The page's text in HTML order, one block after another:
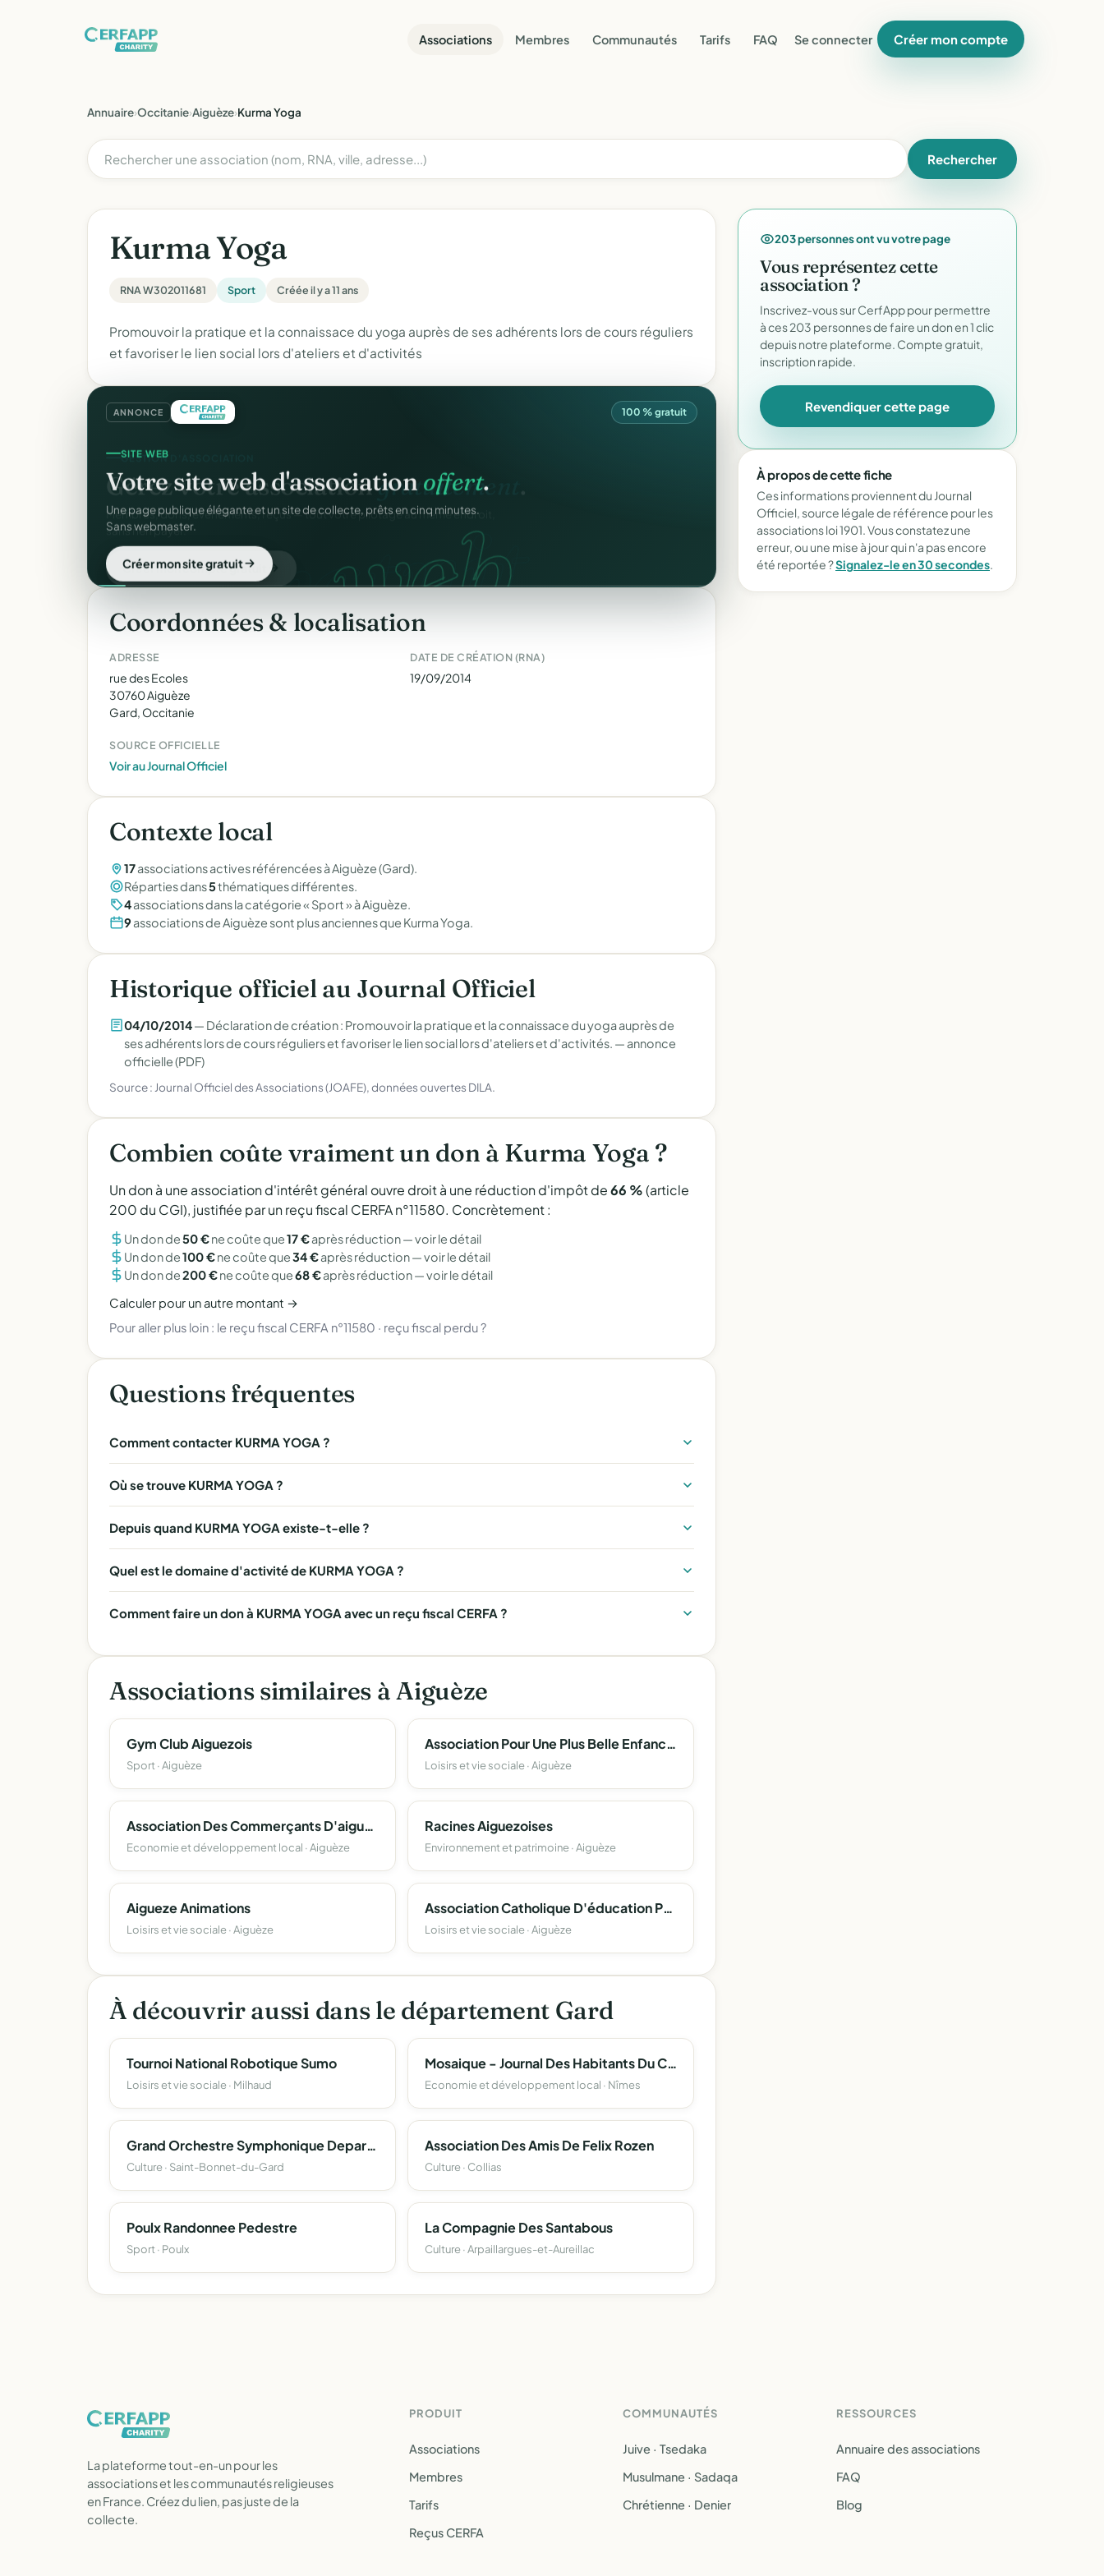
Associations Membres Communautés Tarifs FAQ Se connecter Créer mon compte
Annuaire›Occitanie›Aiguèze›Kurma Yoga
Rechercher
Kurma Yoga
RNA W302011681 Sport Créée il y a 11 ans
Promouvoir la pratique et la connaissace du yoga auprès de ses adhérents lors de cours réguliers
et favoriser le lien social lors d'ateliers et d'activités
ANNONCE 100 % gratuit
web.
SITE WEB
Votre site web d'association offert.
Une page publique élégante et un site de collecte, prêts en cinq minutes.
Sans webmaster.
Créer mon site gratuit
Coordonnées & localisation
ADRESSE
rue des Ecoles
30760 Aiguèze
Gard, Occitanie
DATE DE CRÉATION (RNA)
19/09/2014
SOURCE OFFICIELLE
Voir au Journal Officiel
Contexte local
17associations actives référencées à Aiguèze (Gard).
Réparties dans5thématiques différentes.
4associations dans la catégorie « Sport » à Aiguèze.
9 associations de Aiguèze sont plus anciennes que Kurma Yoga.
Historique officiel au Journal Officiel
04/10/2014— Déclaration de création : Promouvoir la pratique et la connaissace du yoga auprès de
ses adhérents lors de cours réguliers et favoriser le lien social lors d'ateliers et d'activités. — annonce
officielle (PDF)
Source : Journal Officiel des Associations (JOAFE), données ouvertes DILA.
Combien coûte vraiment un don à Kurma Yoga ?
Un don à une association d'intérêt général ouvre droit à une réduction d'impôt de66 %(article
200 du CGI), justifiée par un reçu fiscal CERFA n°11580. Concrètement :
Un don de50 €ne coûte que17 €après réduction —voir le détail
Un don de100 €ne coûte que34 €après réduction —voir le détail
Un don de200 €ne coûte que68 €après réduction —voir le détail
Calculer pour un autre montant →
Pour aller plus loin : le reçu fiscal CERFA n°11580 · reçu fiscal perdu ?
Questions fréquentes
Comment contacter KURMA YOGA ?
Où se trouve KURMA YOGA ?
Depuis quand KURMA YOGA existe-t-elle ?
Quel est le domaine d'activité de KURMA YOGA ?
Comment faire un don à KURMA YOGA avec un reçu fiscal CERFA ?
Associations similaires à Aiguèze
Gym Club Aiguezois
Sport · Aiguèze
Association Pour Une Plus Belle Enfance Apbe
Loisirs et vie sociale · Aiguèze
Association Des Commerçants D'aigueze
Economie et développement local · Aiguèze
Racines Aiguezoises
Environnement et patrimoine · Aiguèze
Aigueze Animations
Loisirs et vie sociale · Aiguèze
Association Catholique D'éducation Populaire
Loisirs et vie sociale · Aiguèze
À découvrir aussi dans le département Gard
Tournoi National Robotique Sumo
Loisirs et vie sociale · Milhaud
Mosaique - Journal Des Habitants Du Chemin Bas D'avignon
Economie et développement local · Nîmes
Grand Orchestre Symphonique Departemental Du Gard
Culture · Saint-Bonnet-du-Gard
Association Des Amis De Felix Rozen
Culture · Collias
Poulx Randonnee Pedestre
Sport · Poulx
La Compagnie Des Santabous
Culture · Arpaillargues-et-Aureillac
203 personnes ont vu votre page
Vous représentez cette
association ?
Inscrivez-vous sur CerfApp pour permettre
à ces 203 personnes de faire un don en 1 clic
depuis notre plateforme. Compte gratuit,
inscription rapide.
Revendiquer cette page
À propos de cette fiche
Ces informations proviennent du Journal
Officiel, source légale de référence pour les
associations loi 1901. Vous constatez une
erreur, ou une mise à jour qui n'a pas encore
été reportée ?Signalez-le en 30 secondes.
La plateforme tout-en-un pour les
associations et les communautés religieuses
en France. Créez du lien, pas juste de la
collecte.
PRODUIT
Associations
Membres
Tarifs
Reçus CERFA
COMMUNAUTÉS
Juive · Tsedaka
Musulmane · Sadaqa
Chrétienne · Denier
RESSOURCES
Annuaire des associations
FAQ
Blog